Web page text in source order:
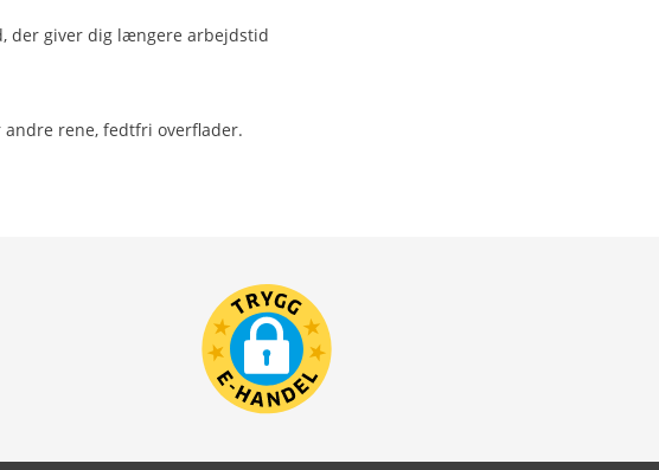
der giver dig længere arbejdstid
rene, fedtfri overflader.